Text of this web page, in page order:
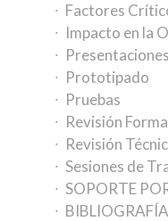
Factores
Impacto en la
Presentaciones
Prototipado
Pruebas
Revisión
Revisión
Sesiones de
SOPORTE
BIBLIOGRAFÍA